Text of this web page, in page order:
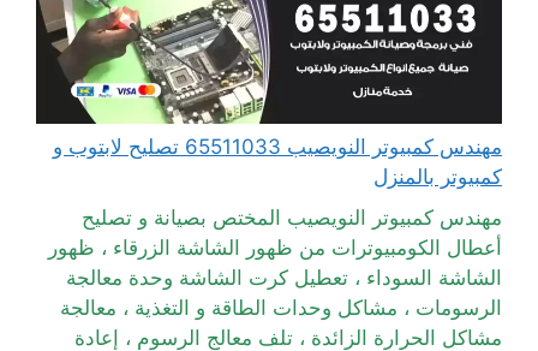
مهندس كمبيوتر النويصيب 65511033 تصليح لابتوب و
كمبيوتر بالمنزل
مهندس كمبيوتر النويصيب المختص بصيانة و تصليح
أعطال الكومبيوترات من ظهور الشاشة الزرقاء ، ظهور
الشاشة السوداء ، تعطيل كرت الشاشة وحدة معالجة
الرسومات ، مشاكل وحدات الطاقة و التغذية ، معالجة
مشاكل الحرارة الزائدة ، تلف معالج الرسوم ، إعادة